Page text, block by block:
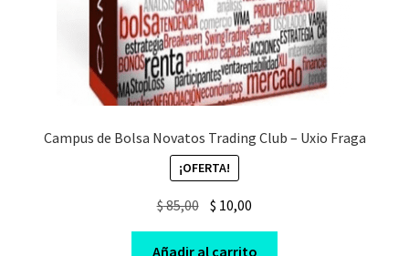
Campus de Bolsa Novatos Trading Club – Uxio Fraga
¡OFERTA!
$85,00 Original
price
was:
$ 10,00
price
is:
Añadir al carrito